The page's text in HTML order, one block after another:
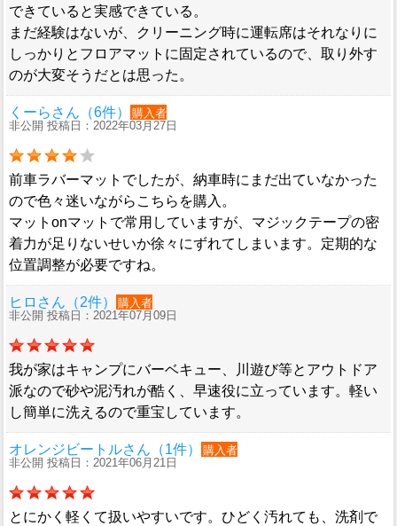
できていると実感できている。
まだ経験はないが、クリーニング時に運転席はそれなりに
しっかりとフロアマットに固定されているので、取り外す
のが大変そうだとは思った。
くーらさん（6件）
購入者
非公開 投稿日：2022年03月27日
前車ラバーマットでしたが、納車時にまだ出ていなかった
ので色々迷いながらこちらを購入。
マットonマットで常用していますが、マジックテープの密
着力が足りないせいか徐々にずれてしまいます。定期的な
位置調整が必要ですね。
ヒロさん（2件）
購入者
非公開 投稿日：2021年07月09日
我が家はキャンプにバーベキュー、川遊び等とアウトドア
派なので砂や泥汚れが酷く、早速役に立っています。軽い
し簡単に洗えるので重宝しています。
オレンジビートルさん（1件）
購入者
非公開 投稿日：2021年06月21日
とにかく軽くて扱いやすいです。ひどく汚れても、洗剤で